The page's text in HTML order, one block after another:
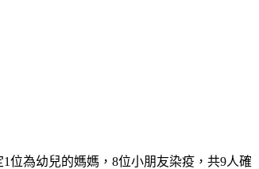
位為幼兒的媽媽，8位小朋友染疫，共9人確